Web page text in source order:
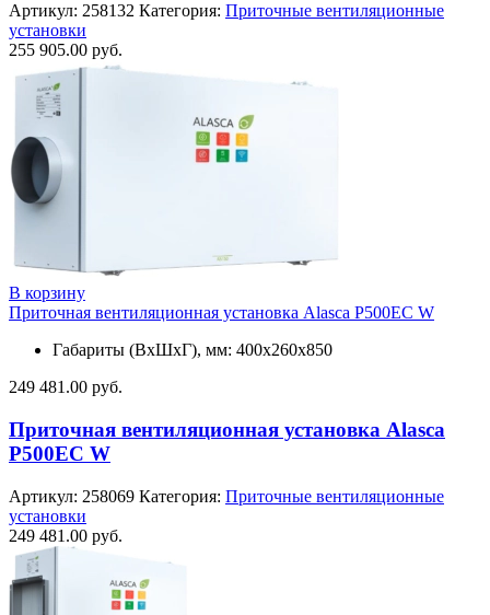
Артикул: 258132 Категория: Приточные вентиляционные
установки
255 905.00 руб.
В корзину
Приточная вентиляционная установка Alasca P500EC W
Габариты (ВхШхГ), мм: 400x260x850
249 481.00 руб.
Приточная вентиляционная установка Alasca
P500EC W
Артикул: 258069 Категория: Приточные вентиляционные
установки
249 481.00 руб.